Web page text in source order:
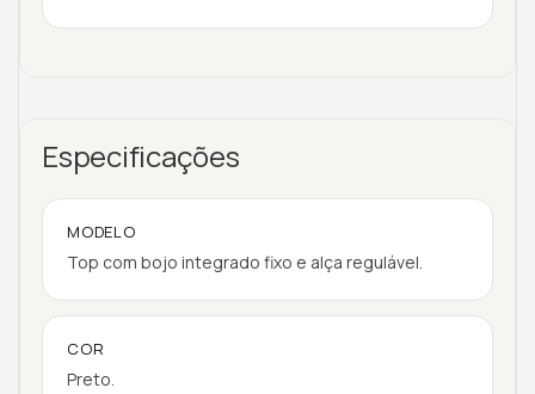
Especificações
MODELO
Top com bojo integrado fixo e alça regulável.
COR
Preto.